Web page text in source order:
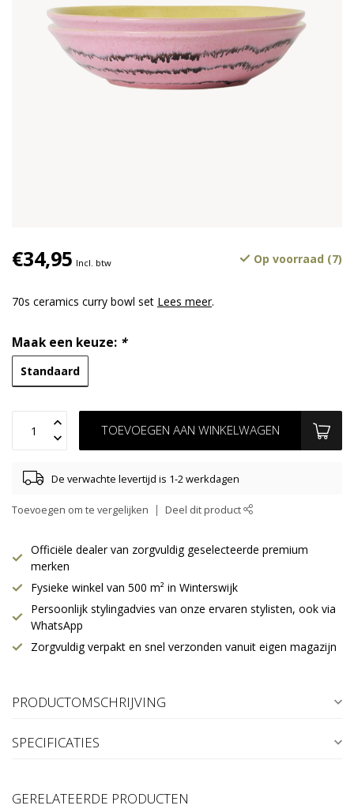
€34,95 Incl. btw Op voorraad (7)
70s ceramics curry bowl set Lees meer.
Maak een keuze: *
Standaard
TOEVOEGEN AAN WINKELWAGEN
De verwachte levertijd is 1-2 werkdagen
Toevoegen om te vergelijken Deel dit product
Officiële dealer van zorgvuldig geselecteerde premium
merken
Fysieke winkel van 500 m² in Winterswijk
Persoonlijk stylingadvies van onze ervaren stylisten, ook via
WhatsApp
Zorgvuldig verpakt en snel verzonden vanuit eigen magazijn
PRODUCTOMSCHRIJVING
SPECIFICATIES
GERELATEERDE PRODUCTEN